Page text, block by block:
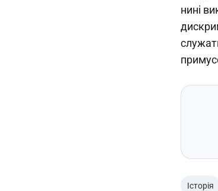
нині
Історія